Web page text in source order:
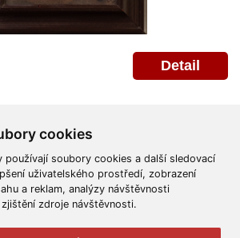
cookies
používají soubory cookies a další sledovací
uživatelského prostředí, zobrazení
a reklam, analýzy návštěvnosti
zdroje návštěvnosti.
Detail
Reklamační řád
Ochrana osobních údajů